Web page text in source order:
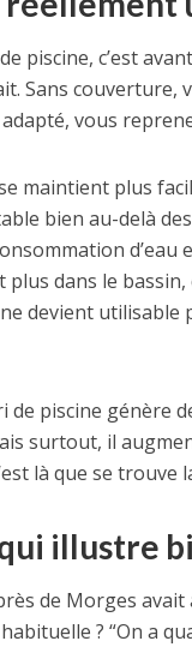
piscine, c’est
Sans
vous
maintient plus
bien au-delà
plus dans le
devient utilisable
de piscine génère
surtout, il
là que se trouve
illustre
de Morges avait
? “On a